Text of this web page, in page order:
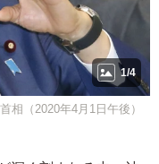
1/4
相（2020年4月1日午後）